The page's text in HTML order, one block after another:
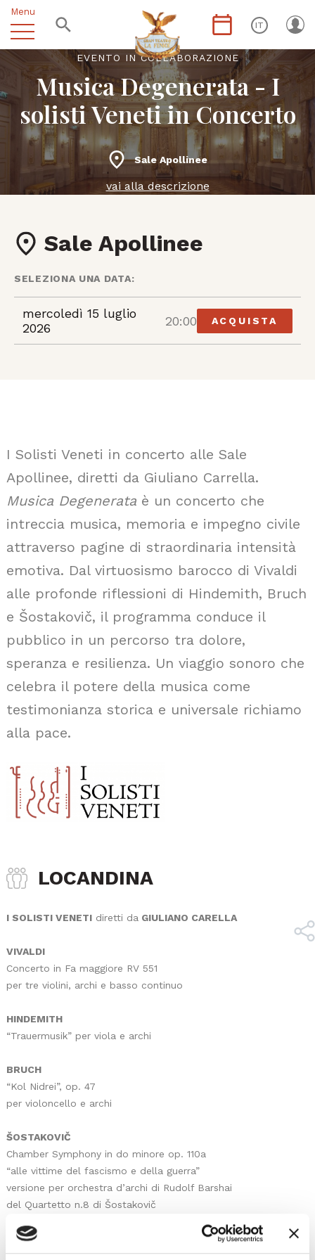
Menu
IT
EVENTO IN COLLABORAZIONE
Musica Degenerata - I
solisti Veneti in Concerto
Sale Apollinee
vai alla descrizione
Sale Apollinee
SELEZIONA UNA DATA:
mercoledì 15 luglio
2026
20:00 ACQUISTA
I Solisti Veneti in concerto alle Sale
Apollinee, diretti da Giuliano Carrella.
Musica Degenerata è un concerto che
intreccia musica, memoria e impegno civile
attraverso pagine di straordinaria intensità
emotiva. Dal virtuosismo barocco di Vivaldi
alle profonde riflessioni di Hindemith, Bruch
e Šostakovič, il programma conduce il
pubblico in un percorso tra dolore,
speranza e resilienza. Un viaggio sonoro che
celebra il potere della musica come
testimonianza storica e universale richiamo
alla pace.
LOCANDINA
I SOLISTI VENETI diretti da GIULIANO CARELLA
VIVALDI
Concerto in Fa maggiore RV 551
per tre violini, archi e basso continuo
HINDEMITH
“Trauermusik” per viola e archi
BRUCH
“Kol Nidrei”, op. 47
per violoncello e archi
ŠOSTAKOVIČ
Chamber Symphony in do minore op. 110a
“alle vittime del fascismo e della guerra”
versione per orchestra d’archi di Rudolf Barshai
del Quartetto n.8 di Šostakovič
SCARICA LOCANDINA